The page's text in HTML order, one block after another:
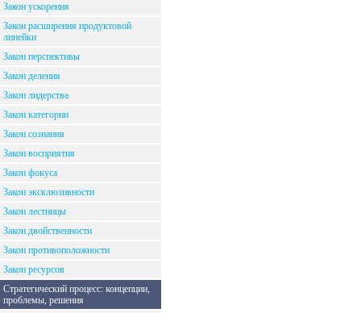
Закон ускорения
Закон расширения продуктовой
линейки
Закон перспективы
Закон деления
Закон лидерства
Закон категории
Закон сознания
Закон восприятия
Закон фокуса
Закон эксклюзивности
Закон лестницы
Закон двойственности
Закон противоположности
Закон ресурсов
Стратегический процесс: концепции,
проблемы, решения